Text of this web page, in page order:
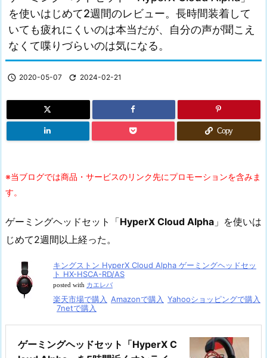
を使いはじめて2週間のレビュー。長時間装着して
いても疲れにくいのは本当だが、自分の声が聞こえ
なくて喋りづらいのは気になる。
 2020-05-07  2024-02-21
Copy
※当ブログでは商品・サービスのリンク先にプロモーションを含みま
す。
ゲーミングヘッドセット「HyperX Cloud Alpha 」を使いは
じめて2週間以上経った。
キングストン HyperX Cloud Alpha ゲーミングヘッドセッ
ト HX-HSCA-RD/AS
posted with カエレバ
楽天市場で購入 Amazonで購入 Yahooショッピングで購入
7netで購入
ゲーミングヘッドセット「HyperX C